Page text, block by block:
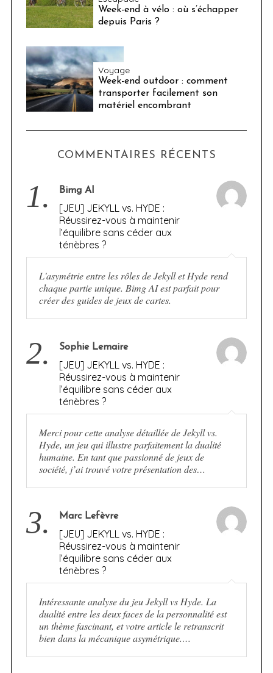
Week-end à vélo : où s’échapper
depuis Paris ?
Voyage
Week-end outdoor : comment
transporter facilement son
matériel encombrant
COMMENTAIRES RÉCENTS
1. Bimg AI
[JEU] JEKYLL vs. HYDE :
Réussirez-vous à maintenir
l’équilibre sans céder aux
ténèbres ?
L'asymétrie entre les rôles de Jekyll et Hyde rend
chaque partie unique. Bimg AI est parfait pour
créer des guides de jeux de cartes.
2. Sophie Lemaire
[JEU] JEKYLL vs. HYDE :
Réussirez-vous à maintenir
l’équilibre sans céder aux
ténèbres ?
Merci pour cette analyse détaillée de Jekyll vs.
Hyde, un jeu qui illustre parfaitement la dualité
humaine. En tant que passionné de jeux de
société, j’ai trouvé votre présentation des…
3. Marc Lefèvre
[JEU] JEKYLL vs. HYDE :
Réussirez-vous à maintenir
l’équilibre sans céder aux
ténèbres ?
Intéressante analyse du jeu Jekyll vs Hyde. La
dualité entre les deux faces de la personnalité est
un thème fascinant, et votre article le retranscrit
bien dans la mécanique asymétrique.…